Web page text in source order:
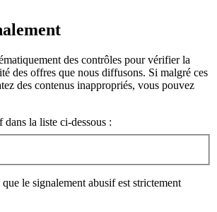
des contrôles pour vérifier la
des offres que nous diffusons. Si malgré ces
des contenus inappropriés, vous pouvez
la liste ci-dessous :
le signalement abusif est strictement